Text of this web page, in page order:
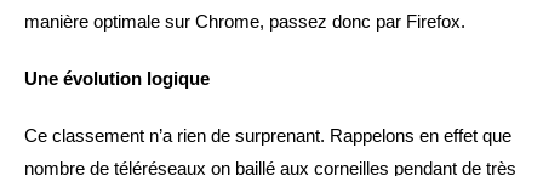
manière optimale sur Chrome, passez donc par Firefox.
Une évolution logique
Ce classement n’a rien de surprenant. Rappelons en effet que
nombre de téléréseaux on baillé aux corneilles pendant de très